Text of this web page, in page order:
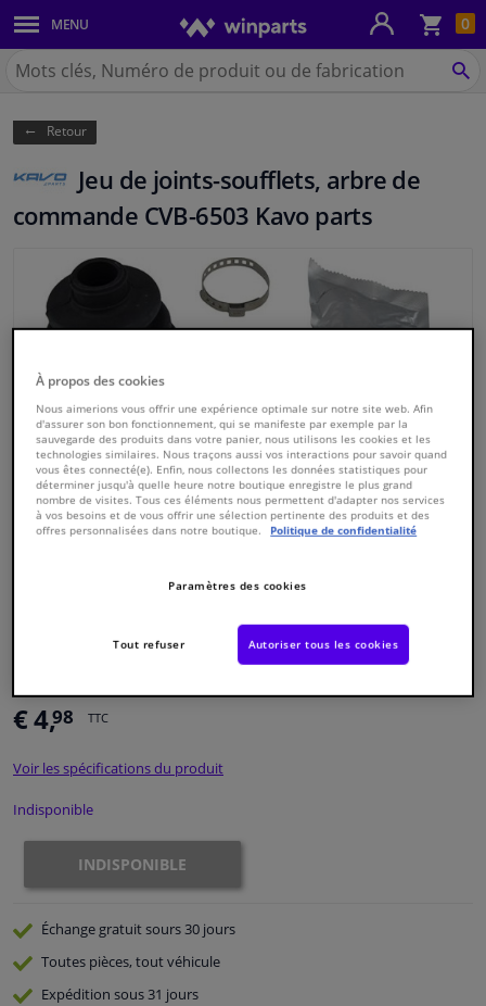
0
MENU
Carrosserie & tôles
Feux & ampoules
Freinage
Système d'échappement
Châssis & transmission
Refroidissement & chauffage
Pièces moteur & accessoires
Filtres & liquides
Bagages & transport
Fenêtres & accessoires
Intérieur & ameublement
Styling & Performance
Nettoyage & protection
Atelier & outils
Camping-car, moto & vélo
Promotions et réductions
Capteurs & électronique
Chercher
Winparts.be
Retour
Jeu de joints-soufflets, arbre de
commande CVB-6503 Kavo parts
Numéro de produit d'origine:
€ 4,98 TTC
Voir les spécifications du produit
Indisponible
INDISPONIBLE
Échange gratuitsours 30 jours
Toutes pièces, tout véhicule
Expédition sous 31 jours
À propos des cookies
Nous aimerions vous offrir une expérience optimale sur notre site web. Afin
d'assurer son bon fonctionnement, qui se manifeste par exemple par la
sauvegarde des produits dans votre panier, nous utilisons les cookies et les
technologies similaires. Nous traçons aussi vos interactions pour savoir quand
vous êtes connecté(e). Enfin, nous collectons les données statistiques pour
déterminer jusqu'à quelle heure notre boutique enregistre le plus grand
nombre de visites. Tous ces éléments nous permettent d'adapter nos services
à vos besoins et de vous offrir une sélection pertinente des produits et des
offres personnalisées dans notre boutique.
Politique de confidentialité
Paramètres des cookies
Tout refuser Autoriser tous les cookies